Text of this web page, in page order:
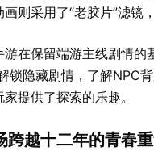
则采用了“老胶片”滤镜
在保留端游主线剧情的
锁隐藏剧情，了解NPC
提供了探索的乐趣。
跨越十二年的青春